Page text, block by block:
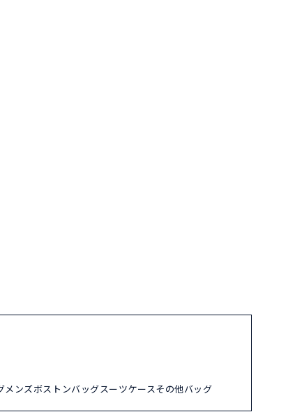
メンズボストンバッグスーツケースその他バッグ